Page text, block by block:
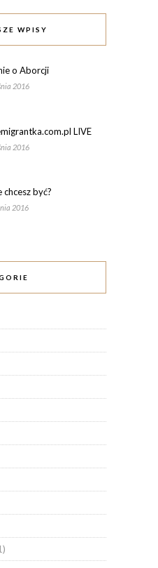
WPISY
o Aborcji
2016
LIVE
2016
chcesz być?
2016